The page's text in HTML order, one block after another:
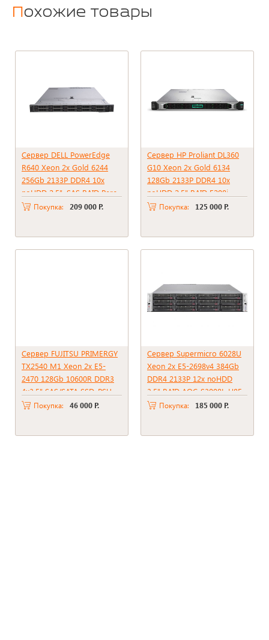
Похожие товары
Сервер DELL PowerEdge
R640 Xeon 2x Gold 6244
256Gb 2133P DDR4 10x
noHDD 2.5", SAS RAID Perc
H730 mini, 2*PSU 750W
Покупка: 209 000 Р.
Сервер HP Proliant DL360
G10 Xeon 2x Gold 6134
128Gb 2133P DDR4 10x
noHDD 2.5" RAID E208i
2xPSU 800W
Покупка: 125 000 Р.
Сервер FUJITSU PRIMERGY
TX2540 M1 Xeon 2x E5-
2470 128Gb 10600R DDR3
4x3.5" SAS/SATA SSD, PSU
800WПокупка: 46 000 Р.
Сервер Supermicro 6028U
Xeon 2x E5-2698v4 384Gb
DDR4 2133P 12x noHDD
3.5" RAID AOC-S3008L-H8E,
2*PSU 1000W
Покупка: 185 000 Р.